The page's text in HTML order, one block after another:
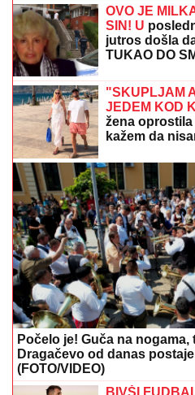
SMRŠALA 15 KILOGRAMA,
BIKINIJU Voditeljka nakon
medalju: Obavlja seoske
muškarcima padnu vilice
STARLETA
slobodu
POLA
biti otac mog
JUČE SMO
tiketa